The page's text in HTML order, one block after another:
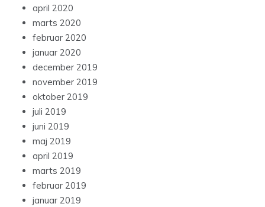
april 2020
marts 2020
februar 2020
januar 2020
december 2019
november 2019
oktober 2019
juli 2019
juni 2019
maj 2019
april 2019
marts 2019
februar 2019
januar 2019